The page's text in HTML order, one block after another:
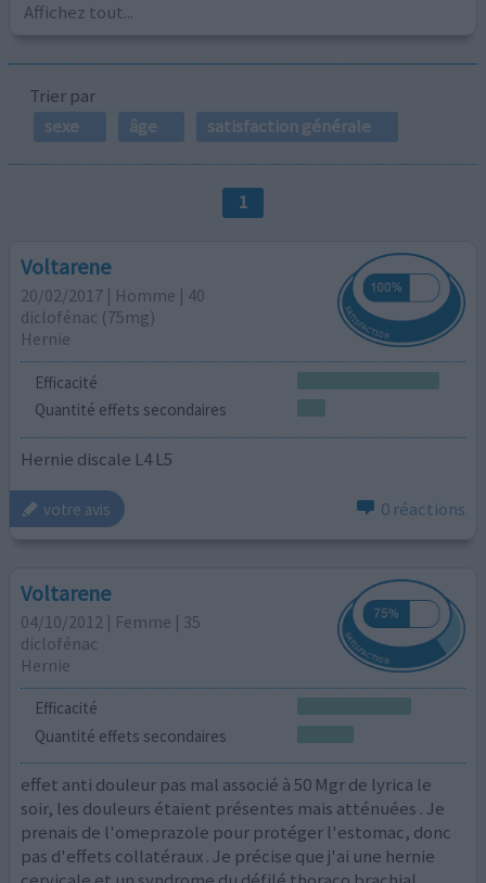
Affichez tout...
Trier par
sexe
âge satisfaction générale
1
Voltarene
20/02/2017 | Homme | 40
diclofénac (75mg)
Hernie
Efficacité
Quantité effets secondaires
Hernie discale L4 L5
votre avis 0 réactions
Voltarene
04/10/2012 | Femme | 35
diclofénac
Hernie
Efficacité
Quantité effets secondaires
effet anti douleur pas mal associé à 50 Mgr de lyrica le
soir, les douleurs étaient présentes mais atténuées . Je
prenais de l'omeprazole pour protéger l'estomac, donc
pas d'effets collatéraux . Je précise que j'ai une hernie